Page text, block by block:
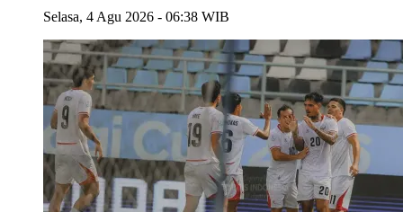
Selasa, 4 Agu 2026 - 06:38 WIB